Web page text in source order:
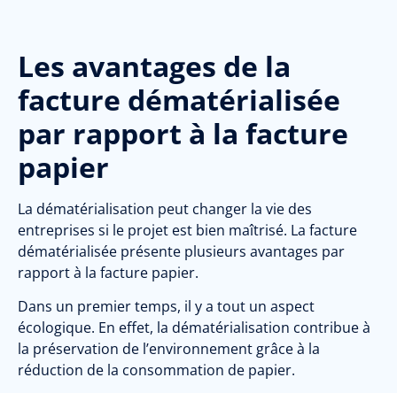
Les avantages de la
facture dématérialisée
par rapport à la facture
papier
La dématérialisation peut changer la vie des
entreprises si le projet est bien maîtrisé. La facture
dématérialisée présente plusieurs avantages par
rapport à la facture papier.
Dans un premier temps, il y a tout un aspect
écologique. En effet, la dématérialisation contribue à
la préservation de l’environnement grâce à la
réduction de la consommation de papier.